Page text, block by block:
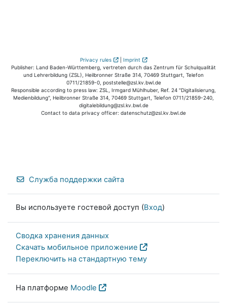
Privacy rules | Imprint
Publisher: Land Baden-Württemberg, vertreten durch das Zentrum für Schulqualität
und Lehrerbildung (ZSL), Heilbronner Straße 314, 70469 Stuttgart, Telefon
0711/21859-0, poststelle@zsl.kv.bwl.de
Responsible according to press law: ZSL, Irmgard Mühlhuber, Ref. 24 "Digitalisierung,
Medienbildung", Heilbronner Straße 314, 70469 Stuttgart, Telefon 0711/21859-240,
digitalebildung@zsl.kv.bwl.de
Contact to data privacy officer: datenschutz@zsl.kv.bwl.de
Служба поддержки сайта
Вы используете гостевой доступ (Вход)
Сводка хранения данных
Скачать мобильное приложение
Переключить на стандартную тему
На платформе Moodle